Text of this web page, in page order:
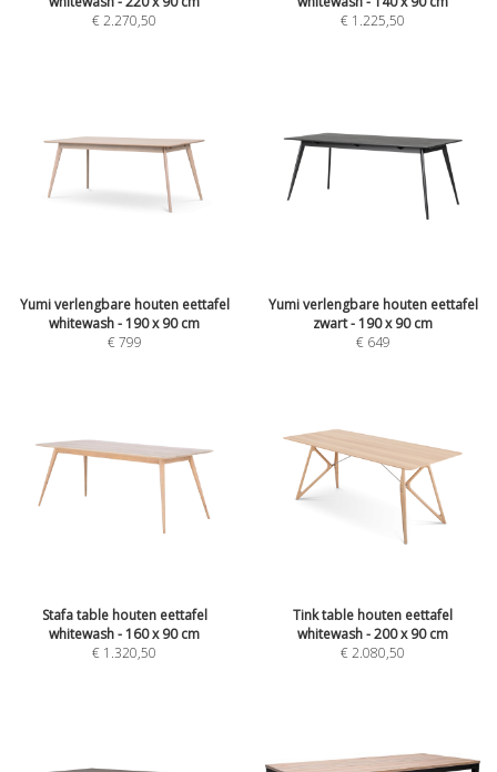
€2.270,50
€ 1.225,50
Yumi verlengbare houten eettafel
whitewash - 190 x 90 cm
€799
Yumi verlengbare houten eettafel
zwart - 190 x 90 cm
€ 649
Stafa table houten eettafel
whitewash - 160 x 90 cm
€ 1.320,50
Tink table houten eettafel
whitewash - 200 x 90 cm
€2.080,50